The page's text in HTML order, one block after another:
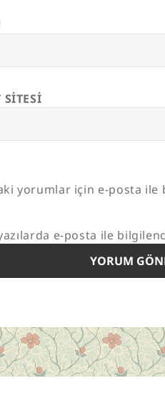
SITESI
yorumlar için e-posta ile
e-posta ile